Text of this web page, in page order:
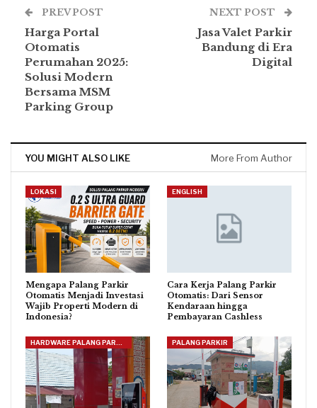
PREV POST
Harga Portal
Otomatis
Perumahan 2025:
Solusi Modern
Bersama MSM
Parking Group
NEXT POST
Jasa Valet Parkir
Bandung di Era
Digital
YOU MIGHT ALSO LIKE More From Author
LOKASI
Mengapa Palang Parkir
Otomatis Menjadi Investasi
Wajib Properti Modern di
Indonesia?
ENGLISH
Cara Kerja Palang Parkir
Otomatis: Dari Sensor
Kendaraan hingga
Pembayaran Cashless
PALANG PARKIR